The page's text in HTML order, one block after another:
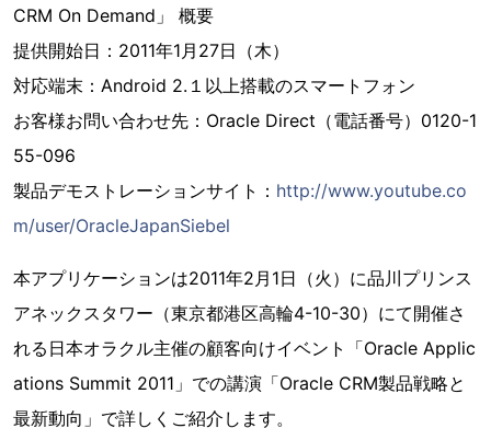
CRM On Demand」 概要
提供開始日：2011年1月27日（木）
対応端末：Android 2.１以上搭載のスマートフォン
お客様お問い合わせ先：Oracle Direct（電話番号）0120-1
55-096
製品デモストレーションサイト： http://www.youtube.co
m/user/OracleJapanSiebel
本アプリケーションは2011年2月1日（火）に品川プリンス
アネックスタワー（東京都港区高輪4-10-30）にて開催さ
れる日本オラクル主催の顧客向けイベント「Oracle Applic
ations Summit 2011」での講演「Oracle CRM製品戦略と
最新動向」で詳しくご紹介します。